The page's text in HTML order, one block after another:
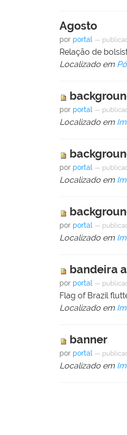
Agosto
por portal —
Relação de
Localizado em
por portal —
Localizado em
por portal —
Localizado em
por portal —
Localizado em
bandeira
por portal —
Flag of Brazil
Localizado em
banner
por portal —
Localizado em